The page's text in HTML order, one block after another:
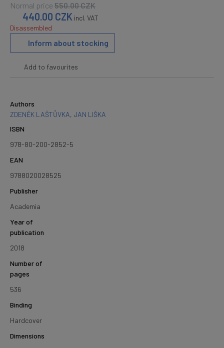
Normal price 550.00CZK
440.00 CZK incl. VAT
Disassembled
Inform about stocking
Add to favourites
Authors
ZDENĚK LAŠTŮVKA, JAN LIŠKA
ISBN
978-80-200-2852-5
EAN
9788020028525
Publisher
Academia
Year of
publication
2018
Number of
pages
536
Binding
Hardcover
Dimensions